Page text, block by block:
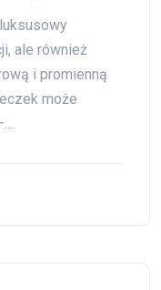
ale również
i promienną
może